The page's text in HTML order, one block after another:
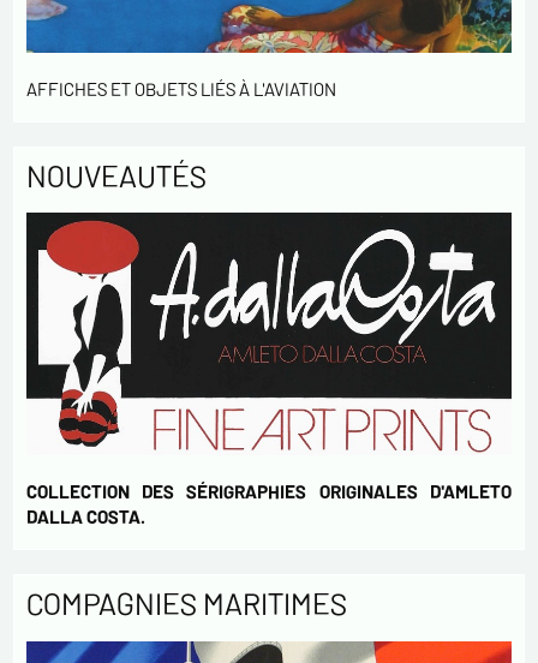
AFFICHES ET OBJETS LIÉS À L'AVIATION
NOUVEAUTÉS
COLLECTION DES SÉRIGRAPHIES ORIGINALES D'AMLETO
DALLA COSTA.
COMPAGNIES MARITIMES